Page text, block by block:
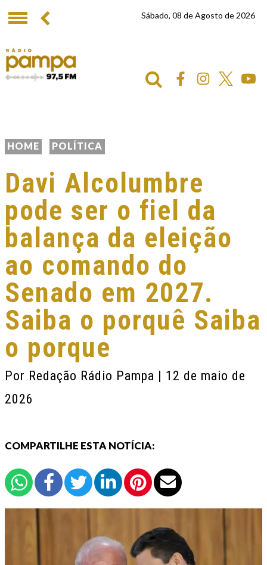
Sábado, 08 de Agosto de 2026
HOME POLÍTICA
Davi Alcolumbre
pode ser o fiel da
balança da eleição
ao comando do
Senado em 2027.
Saiba o porquê Saiba
o porque
Por Redação Rádio Pampa | 12 de maio de
2026
COMPARTILHE ESTA NOTÍCIA: